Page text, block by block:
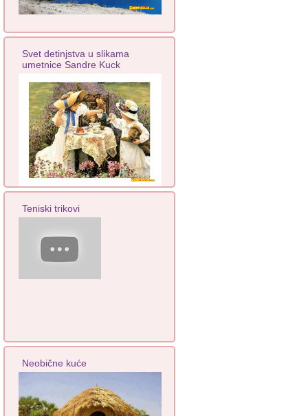
Svet detinjstva u slikama
umetnice Sandre Kuck
Teniski trikovi
Neobične kuće